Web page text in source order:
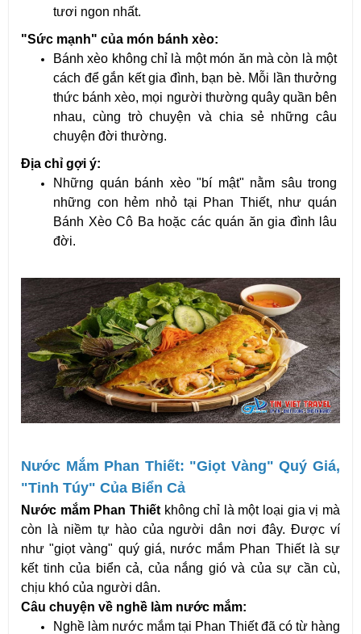
tươi ngon nhất.
"Sức mạnh" của món bánh xèo:
Bánh xèo không chỉ là một món ăn mà còn là một
cách để gắn kết gia đình, bạn bè. Mỗi lần thưởng
thức bánh xèo, mọi người thường quây quần bên
nhau, cùng trò chuyện và chia sẻ những câu
chuyện đời thường.
Địa chỉ gợi ý:
Những quán bánh xèo "bí mật" nằm sâu trong
những con hẻm nhỏ tại Phan Thiết, như quán
Bánh Xèo Cô Ba hoặc các quán ăn gia đình lâu
đời.
Nước Mắm Phan Thiết: "Giọt Vàng" Quý Giá,
"Tinh Túy" Của Biển Cả
Nước mắm Phan Thiết không chỉ là một loại gia vị mà
còn là niềm tự hào của người dân nơi đây. Được ví
như "giọt vàng" quý giá, nước mắm Phan Thiết là sự
kết tinh của biển cả, của nắng gió và của sự cần cù,
chịu khó của người dân.
Câu chuyện về nghề làm nước mắm:
Nghề làm nước mắm tại Phan Thiết đã có từ hàng